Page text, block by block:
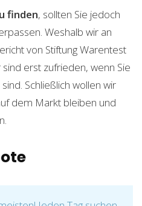
finden, sollten Sie jedoch
Weshalb wir an
von Stiftung Warentest
erst zufrieden, wenn Sie
Schließlich wollen wir
dem Markt bleiben und